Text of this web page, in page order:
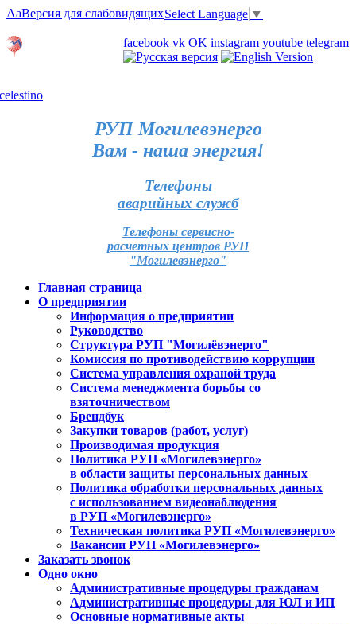
AaВерсия для слабовидящихSelect Language ▼
facebook vk OK instagram youtube telegram
РУП Могилевэнерго
Вам - наша энергия!
Телефоны
аварийных служб
Телефоны сервисно-
расчетных центров РУП
"Могилевэнерго"
Главная страница
О предприятии
Информация о предприятии
Руководство
Структура РУП "Могилёвэнерго"
Комиссия по противодействию коррупции
Система управления охраной труда
Система менеджмента борьбы со
взяточничеством
Брендбук
Закупки товаров (работ, услуг)
Производимая продукция
Политика РУП «Могилевэнерго»
в области защиты персональных данных
Политика обработки персональных данных
с использованием видеонаблюдения
в РУП «Могилевэнерго»
Техническая политика РУП «Могилевэнерго»
Вакансии РУП «Могилевэнерго»
Заказать звонок
Одно окно
Административные процедуры гражданам
Административные процедуры для ЮЛ и ИП
Основные нормативные акты